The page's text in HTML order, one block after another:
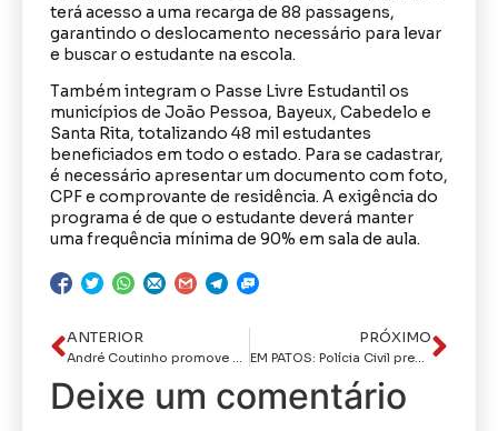
terá acesso a uma recarga de 88 passagens,
garantindo o deslocamento necessário para levar
e buscar o estudante na escola.
Também integram o Passe Livre Estudantil os
municípios de João Pessoa, Bayeux, Cabedelo e
Santa Rita, totalizando 48 mil estudantes
beneficiados em todo o estado. Para se cadastrar,
é necessário apresentar um documento com foto,
CPF e comprovante de residência. A exigência do
programa é de que o estudante deverá manter
uma frequência mínima de 90% em sala de aula.
ANTERIOR
André Coutinho promove mudanças no secretários e anuncia novos nomes para as pastas de Segurança e de Ciência e Tecnologia da Prefeitura de Cabedelo
PRÓXIMO
EM PATOS: Polícia Civil prende homem acusado de arrombar e furtar Santuário Mãe de Deus
Deixe um comentário